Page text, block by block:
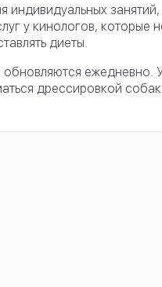
индивидуальных
у кинологов,
диеты.
обновляются
дрессировкой